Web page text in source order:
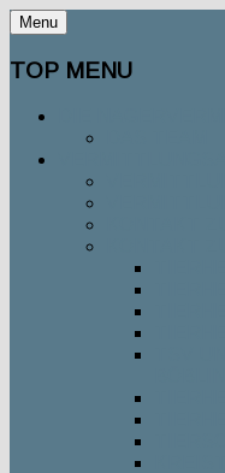
Menu
TOP MENU